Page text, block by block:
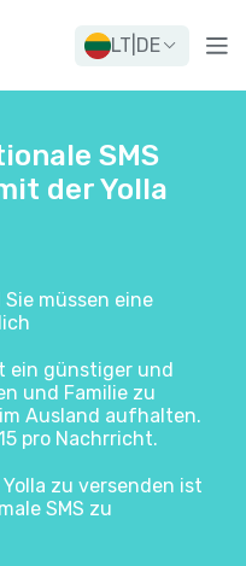
LT DE
SMS
der Yolla
müssen eine
ein günstiger und
und Familie zu
Ausland aufhalten.
pro Nachrricht.
zu versenden ist
SMS zu